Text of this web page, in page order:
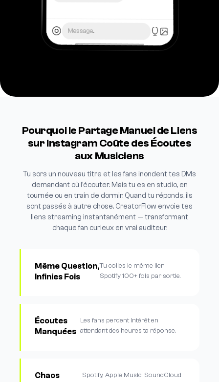
Message...
Pourquoi le Partage Manuel de Liens
sur Instagram Coûte des Écoutes
aux Musiciens
Tu sors un nouveau titre et les fans inondent tes DMs
demandant où l'écouter. Mais tu es en studio, en
tournée ou en train de dormir. Quand tu réponds, ils
sont passés à autre chose. CreatorFlow envoie tes
liens streaming instantanément — transformant
chaque fan curieux en vrai auditeur.
Même Question,
Infinies Fois
Tu colles le même lien
Spotify 100+ fois par sortie.
Écoutes
Manquées
Les fans perdent intérêt en
attendant des heures ta réponse.
Chaos
Spotify, Apple Music, SoundCloud